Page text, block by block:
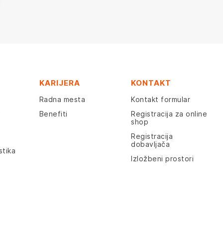
KARIJERA
Radna mesta
Benefiti
KONTAKT
Kontakt formular
Registracija za online
shop
Registracija
dobavljača
Izložbeni prostori